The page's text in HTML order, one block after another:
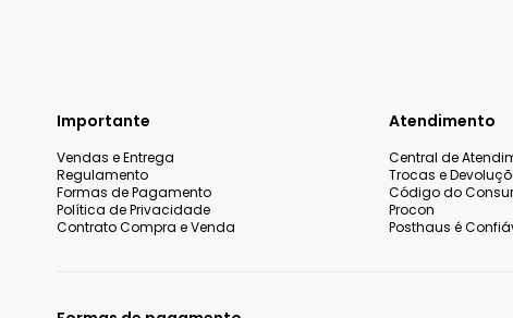
Importante
Vendas e Entrega
Regulamento
Formas de Pagamento
Política de Privacidade
Contrato Compra e Venda
Atendimento
Central de
Trocas e
Código do
Procon
Posthaus é